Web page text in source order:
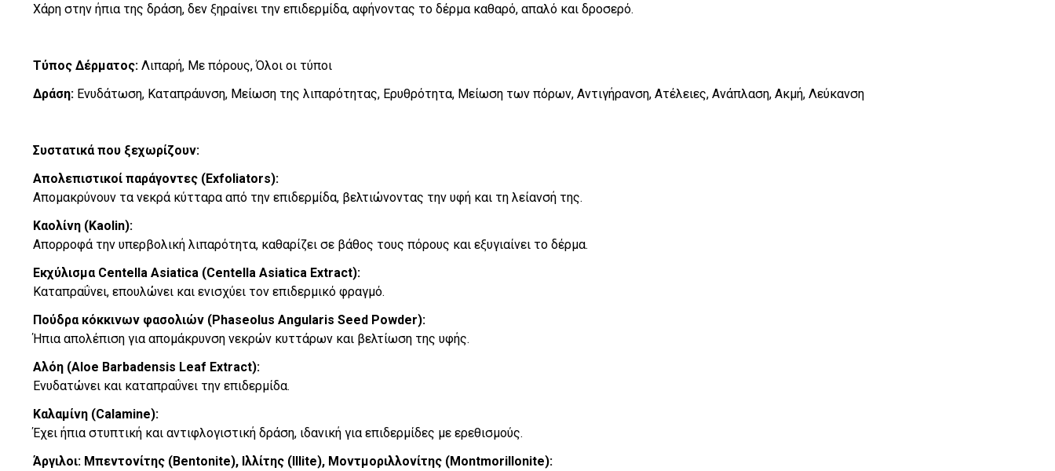
Χάρη στην ήπια της δράση, δεν ξηραίνει την επιδερμίδα, αφήνοντας το δέρμα καθαρό, απαλό και δροσερό.
Τύπος Δέρματος: Λιπαρή, Με πόρους, Όλοι οι τύποι
Δράση: Ενυδάτωση, Καταπράυνση, Μείωση της λιπαρότητας, Ερυθρότητα, Μείωση των πόρων, Αντιγήρανση, Ατέλειες, Ανάπλαση, Ακμή, Λεύκανση
Συστατικά που ξεχωρίζουν:
Απολεπιστικοί παράγοντες (Exfoliators):
Απομακρύνουν τα νεκρά κύτταρα από την επιδερμίδα, βελτιώνοντας την υφή και τη λείανσή της.
Καολίνη (Kaolin):
Απορροφά την υπερβολική λιπαρότητα, καθαρίζει σε βάθος τους πόρους και εξυγιαίνει το δέρμα.
Εκχύλισμα Centella Asiatica (Centella Asiatica Extract):
Καταπραΰνει, επουλώνει και ενισχύει τον επιδερμικό φραγμό.
Πούδρα κόκκινων φασολιών (Phaseolus Angularis Seed Powder):
Ήπια απολέπιση για απομάκρυνση νεκρών κυττάρων και βελτίωση της υφής.
Αλόη (Aloe Barbadensis Leaf Extract):
Ενυδατώνει και καταπραΰνει την επιδερμίδα.
Καλαμίνη (Calamine):
Έχει ήπια στυπτική και αντιφλογιστική δράση, ιδανική για επιδερμίδες με ερεθισμούς.
Άργιλοι: Μπεντονίτης (Bentonite), Ιλλίτης (Illite), Μοντμοριλλονίτης (Montmorillonite):